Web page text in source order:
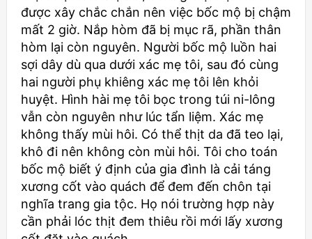
được xây chắc chắn nên việc bốc mộ bị chậm
mất 2 giờ. Nắp hòm đã bị mục rã, phần thân
hòm lại còn nguyên. Người bốc mộ luồn hai
sợi dây dù qua dưới xác mẹ tôi, sau đó cùng
hai người phụ khiêng xác mẹ tôi lên khỏi
huyệt. Hình hài mẹ tôi bọc trong túi ni-lông
vẫn còn nguyên như lúc tẩn liệm. Xác mẹ
không thấy mùi hôi. Có thể thịt da đã teo lại,
khô đi nên không còn mùi hôi. Tôi cho toán
bốc mộ biết ý định của gia đình là cải táng
xương cốt vào quách để đem đến chôn tại
nghĩa trang gia tộc. Họ nói trường hợp này
cần phải lóc thịt đem thiêu rồi mới lấy xương